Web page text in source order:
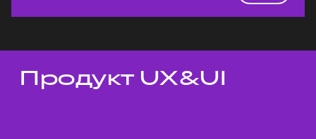
Темы докладов
Продукт UX&UI